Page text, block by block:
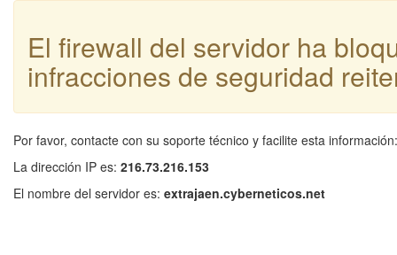
El firewall del servidor ha
infracciones de seguridad
Por favor, contacte con su soporte técnico y facilite esta información:
La dirección IP es: 216.73.216.153
El nombre del servidor es: extrajaen.cyberneticos.net